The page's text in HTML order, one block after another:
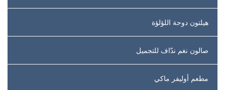
هيلتون دوحة اللؤلؤة
صالون نغم ندّاف للتجميل
مطعم أوليفر ماكي